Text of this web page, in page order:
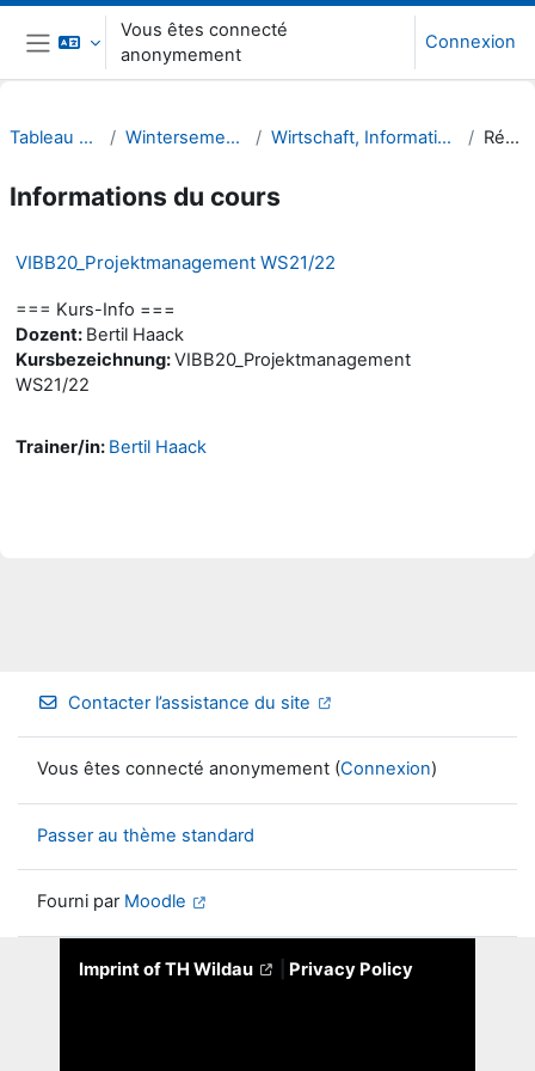
Passer au contenu principal
Panneau latéral
Vous êtes connecté
anonymement
Connexion
Tableau de bord Wintersemester 21/22 Wirtschaft, Informatik, Recht (WIR) Résumé
Informations du cours
VIBB20_Projektmanagement WS21/22
=== Kurs-Info ===
Dozent: Bertil Haack
Kursbezeichnung:VIBB20_Projektmanagement
WS21/22
Trainer/in: Bertil Haack
Contacter l’assistance du site
Vous êtes connecté anonymement (Connexion)
Passer au thème standard
Fourni par Moodle
Imprint of TH Wildau Privacy Policy